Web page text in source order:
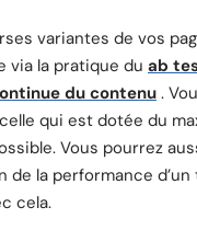
variantes de vos
via la pratique du ab
du contenu.
qui est dotée du
Vous pourrez
de la performance
cela.